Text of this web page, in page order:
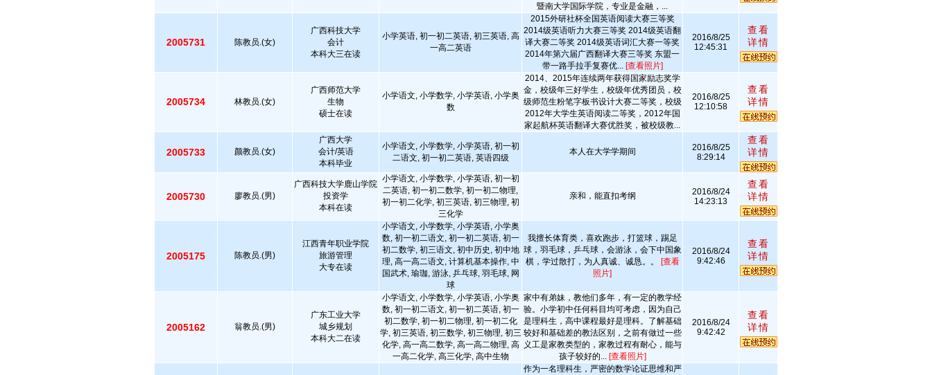
暨南大学国际学院，专业是金融，...
2005731 陈教员.(女)
广西科技大学
会计
本科大三在读
小学英语, 初一初二英语, 初三英语, 高
一高二英语
2015外研社杯全国英语阅读大赛三等奖
2014级英语听力大赛三等奖 2014级英语翻
译大赛二等奖 2014级英语词汇大赛一等奖
2014年第六届广西翻译大赛三等奖 东盟一
带一路手拉手复赛优... [查看照片]
2016/8/25
12:45:31
查看
详情
2005734 林教员.(女)
广西师范大学
生物
硕士在读
小学语文, 小学数学, 小学英语, 小学奥
数
2014、2015年连续两年获得国家励志奖学
金，校级年三好学生，校级年优秀团员，校
级师范生粉笔字板书设计大赛二等奖，校级
2012年大学生英语阅读二等奖，2012年国
家起航杯英语翻译大赛优胜奖，被校级教...
2016/8/25
12:10:58
查看
详情
2005733 颜教员.(女)
广西大学
会计/英语
本科毕业
小学语文, 小学数学, 小学英语, 初一初
二语文, 初一初二英语, 英语四级
本人在大学学期间
2016/8/25
8:29:14
查看
详情
2005730 廖教员.(男)
广西科技大学鹿山学院
投资学
本科在读
小学语文, 小学数学, 小学英语, 初一初
二英语, 初一初二数学, 初一初二物理,
初一初二化学, 初三英语, 初三物理, 初
三化学
亲和，能直扣考纲
2016/8/24
14:23:13
查看
详情
2005175 陈教员.(男)
江西青年职业学院
旅游管理
大专在读
小学语文, 小学数学, 小学英语, 小学奥
数, 初一初二语文, 初一初二英语, 初一
初二数学, 初三语文, 初中历史, 初中地
理, 高一高二语文, 计算机基本操作, 中
国武术, 瑜珈, 游泳, 乒乓球, 羽毛球, 网
球
我擅长体育类，喜欢跑步，打篮球，踢足
球，羽毛球，乒乓球，会游泳，会下中国象
棋，学过散打，为人真诚、诚恳。。
[查看
照片]
2016/8/24
9:42:46
查看
详情
2005162 翁教员.(男)
广东工业大学
城乡规划
本科大二在读
小学语文, 小学数学, 小学英语, 小学奥
数, 初一初二语文, 初一初二英语, 初一
初二数学, 初一初二物理, 初一初二化
学, 初三英语, 初三数学, 初三物理, 初三
化学, 高一高二数学, 高一高二物理, 高
一高二化学, 高三化学, 高中生物
家中有弟妹，教他们多年，有一定的教学经
验。小学初中任何科目均可考虑，因为自己
是理科生，高中课程最好是理科。了解基础
较好和基础差的教法区别，之前有做过一些
义工是家教类型的，家教过程有耐心，能与
孩子较好的... [查看照片]
2016/8/24
9:42:42
查看
详情
作为一名理科生，严密的数学论证思维和严